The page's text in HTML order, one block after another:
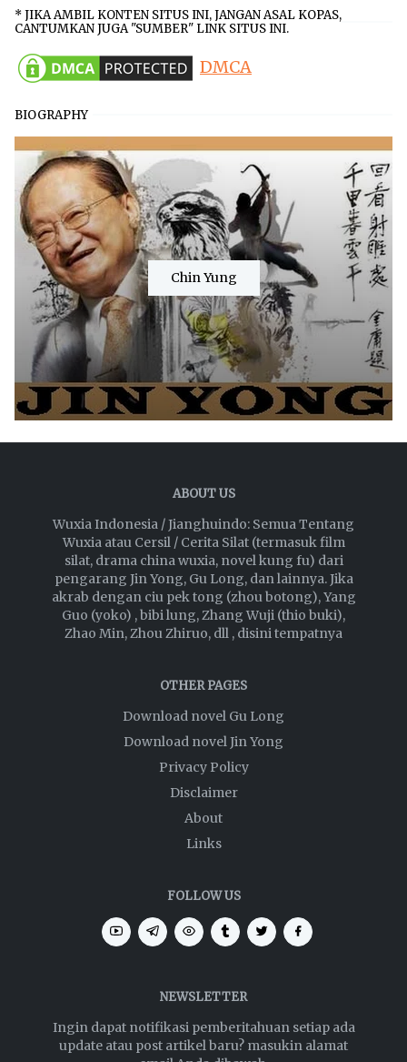
* JIKA AMBIL KONTEN SITUS INI, JANGAN ASAL KOPAS,
CANTUMKAN JUGA "SUMBER" LINK SITUS INI.
DMCA
BIOGRAPHY
Chin Yung
ABOUT US
Wuxia Indonesia / Jianghuindo: Semua Tentang
Wuxia atau Cersil / Cerita Silat (termasuk film
silat, drama china wuxia, novel kung fu) dari
pengarang Jin Yong, Gu Long, dan lainnya. Jika
akrab dengan ciu pek tong (zhou botong), Yang
Guo (yoko) , bibi lung, Zhang Wuji (thio buki),
Zhao Min, Zhou Zhiruo, dll , disini tempatnya
OTHER PAGES
Download novel Gu Long
Download novel Jin Yong
Privacy Policy
Disclaimer
About
Links
FOLLOW US
NEWSLETTER
Ingin dapat notifikasi pemberitahuan setiap ada
update atau post artikel baru? masukin alamat